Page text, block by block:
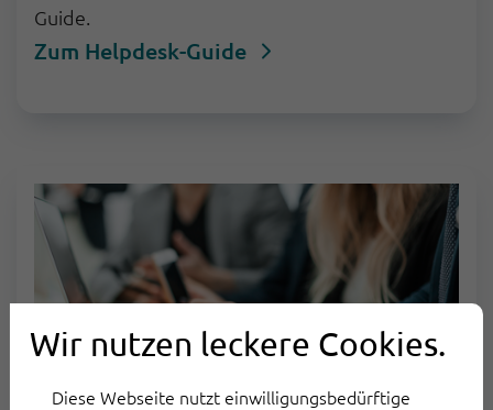
Wir nutzen leckere Cookies.
Diese Webseite nutzt einwilligungsbedürftige
Guide.
Zum Helpdesk-Guide